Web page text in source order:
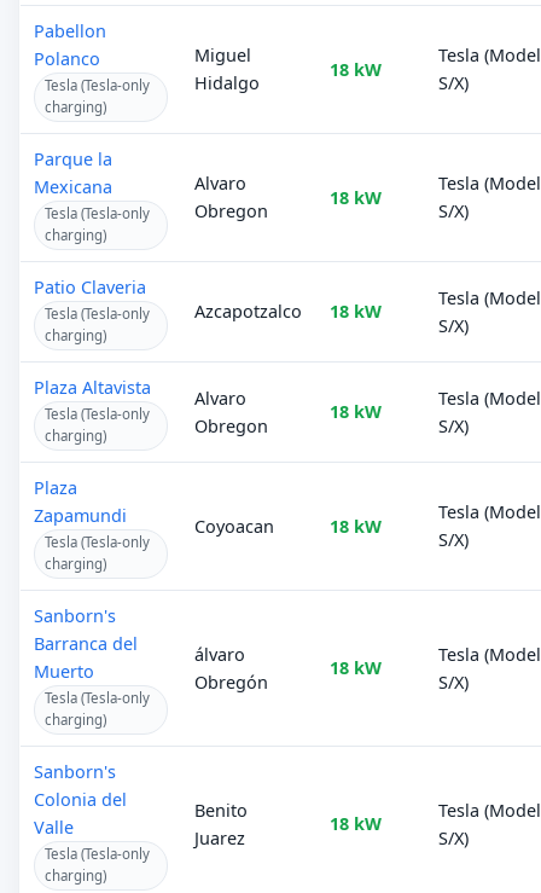
Pabellon
Polanco
Tesla (Tesla-only
charging)
Miguel
Hidalgo
18 kW
Tesla (Model
S/X)
Parque la
Mexicana
Tesla (Tesla-only
charging)
Alvaro
Obregon
18 kW
Tesla (Model
S/X)
Patio Claveria
Tesla (Tesla-only
charging)
Azcapotzalco 18 kW
Tesla (Model
S/X)
Plaza Altavista
Tesla (Tesla-only
charging)
Alvaro
Obregon
18 kW
Tesla (Model
S/X)
Plaza
Zapamundi
Tesla (Tesla-only
charging)
Coyoacan 18 kW
Tesla (Model
S/X)
Sanborn's
Barranca del
Muerto
Tesla (Tesla-only
charging)
álvaro
Obregón
18 kW
Tesla (Model
S/X)
Sanborn's
Colonia del
Valle
Tesla (Tesla-only
charging)
Benito
Juarez
18 kW
Tesla (Model
S/X)